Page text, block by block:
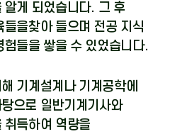
알게 되었습니다. 그 후
을찾아 들으며 전공 지식
들을 쌓을 수 있었습니다.
기계설계나 기계공학에
으로 일반기계기사와
취득하여 역량을